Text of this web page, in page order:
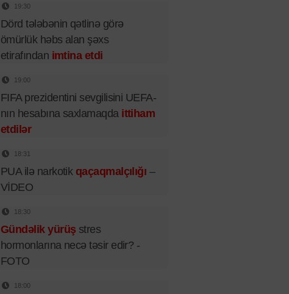
19:30
Dörd tələbənin qətlinə görə
ömürlük həbs alan şəxs
etirafından imtina etdi
19:00
FIFA prezidentini sevgilisini UEFA-
nın hesabına saxlamaqda ittiham
etdilər
18:31
PUA ilə narkotik qaçaqmalçılığı –
VİDEO
18:30
Gündəlik yürüş stres
hormonlarına necə təsir edir? -
FOTO
18:00